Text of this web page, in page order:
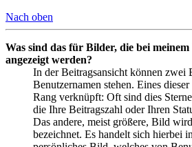
Nach oben
Was sind das für Bilder, die bei
angezeigt werden?
In der Beitragsansicht können zwei
Benutzernamen stehen. Eines
Rang verknüpft: Oft sind dies
die Ihre Beitragszahl oder Ihren
Das andere, meist größere, Bild
bezeichnet. Es handelt sich hierbei